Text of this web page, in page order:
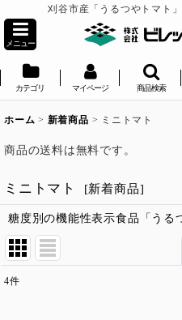
刈谷市産「うるつやトマト
メニュー
カテゴリ マイページ 商品検索
ホーム > 新着商品 > ミニトマト
商品の送料は無料です。
ミニトマト [新着商品]
糖度別の機能性表示食品「うる
4件